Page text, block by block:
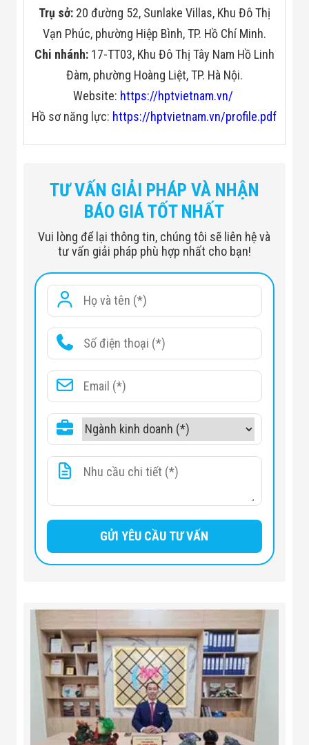
Trụ sở: 20 đường 52, Sunlake Villas, Khu Đô Thị
Vạn Phúc, phường Hiệp Bình, TP. Hồ Chí Minh.
Chi nhánh:17-TT03, Khu Đô Thị Tây Nam Hồ Linh
Đàm, phường Hoàng Liệt, TP. Hà Nội.
Website: https://hptvietnam.vn/
Hồ sơ năng lực: https://hptvietnam.vn/profile.pdf
TƯ VẤN GIẢI PHÁP VÀ NHẬN
BÁO GIÁ TỐT NHẤT
Vui lòng để lại thông tin, chúng tôi sẽ liên hệ và
tư vấn giải pháp phù hợp nhất cho bạn!